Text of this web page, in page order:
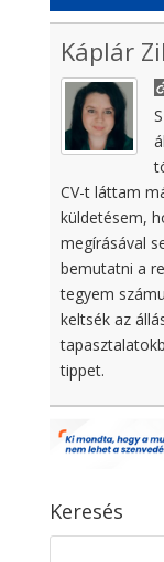
Káplár
CV-t láttam
küldetésem,
megírásával
bemutatni a
tegyem
keltsék az
tippet.
Keresés